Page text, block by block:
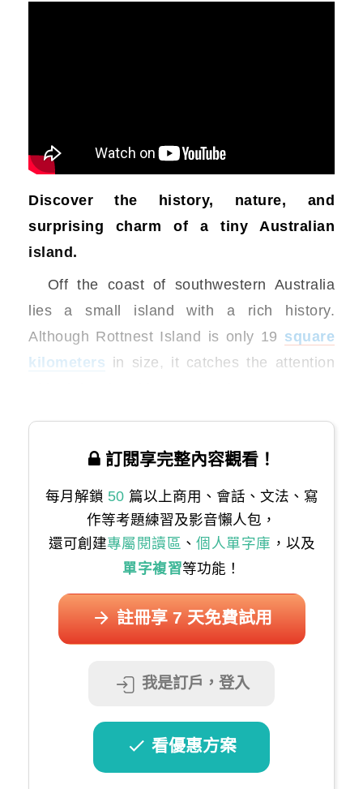
Discover the history, nature, and
surprising charm of a tiny Australian
island.
Off the coast of southwestern Australia
lies a small island with a rich history.
Although Rottnest Island is only 19 square
kilometers in size, it catches the attention
訂閱享完整內容觀看！
每月解鎖 50 篇以上商用、會話、文法、寫
作等考題練習及影音懶人包，
還可創建專屬閱讀區 、 個人單字庫 ，以及
單字複習等功能！
註冊享 7 天免費試用
我是訂戶，登入
看優惠方案